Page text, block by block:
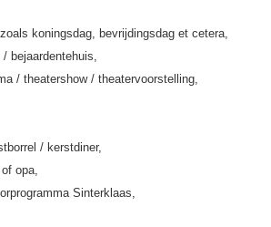
koningsdag, bevrijdingsdag et cetera,
bejaardentehuis,
/ theatershow / theatervoorstelling,
/ kerstdiner,
opa,
Sinterklaas,